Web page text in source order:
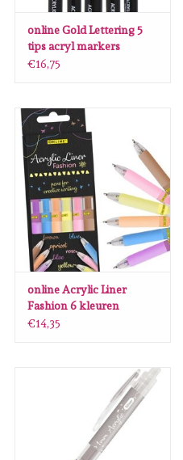
online Gold Lettering 5
tips acryl markers
€16,75
online Acrylic Liner
Fashion 6 kleuren
€14,35